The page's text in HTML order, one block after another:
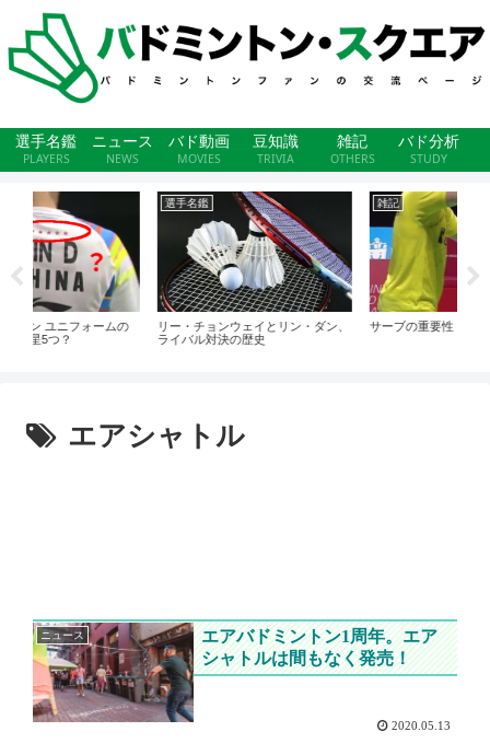
選手名鑑
PLAYERS
ニュース
NEWS
バド動画
MOVIES
豆知識
TRIVIA
雑記
OTHERS
バド分析
STUDY
選手名鑑
リー・チョンウェイとリン・ダン、
ライバル対決の歴史
雑記
サーブの重要性
エアシャトル
ニュース
エアバドミントン1周年。エア
シャトルは間もなく発売！
2020.05.13